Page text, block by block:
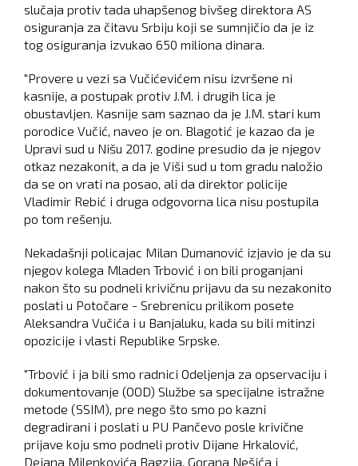
slučaja protiv tada uhapšenog bivšeg direktora AS
osiguranja za čitavu Srbiju koji se sumnjičio da je iz
tog osiguranja izvukao 650 miliona dinara.
"Provere u vezi sa Vučićevićem nisu izvršene ni
kasnije, a postupak protiv J.M. i drugih lica je
obustavljen. Кasnije sam saznao da je J.M. stari kum
porodice Vučić, naveo je on. Blagotić je kazao da je
Upravi sud u Nišu 2017. godine presudio da je njegov
otkaz nezakonit, a da je Viši sud u tom gradu naložio
da se on vrati na posao, ali da direktor policije
Vladimir Rebić i druga odgovorna lica nisu postupila
po tom rešenju.
Nekadašnji policajac Milan Dumanović izjavio je da su
njegov kolega Mladen Trbović i on bili proganjani
nakon što su podneli krivičnu prijavu da su nezakonito
poslati u Potočare - Srebrenicu prilikom posete
Aleksandra Vučića i u Banjaluku, kada su bili mitinzi
opozicije i vlasti Republike Srpske.
"Trbović i ja bili smo radnici Odeljenja za opservaciju i
dokumentovanje (OOD) Službe sa specijalne istražne
metode (SSIM), pre nego što smo po kazni
degradirani i poslati u PU Pančevo posle krivične
prijave koju smo podneli protiv Dijane Hrkalović,
Dejana Milenkovića Bagzija, Gorana Nešića i